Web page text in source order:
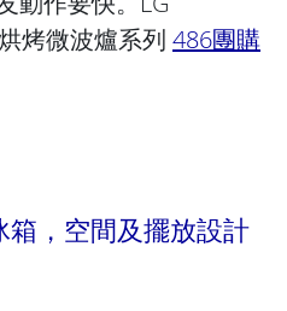
烤微波爐系列 486團購
，空間及擺放設計